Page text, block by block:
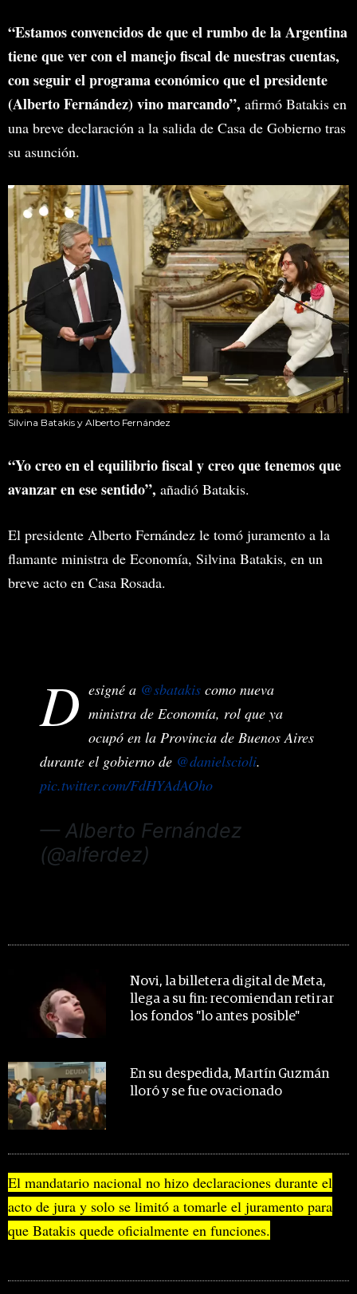
“Estamos convencidos de que el rumbo de la Argentina
tiene que ver con el manejo fiscal de nuestras cuentas,
con seguir el programa económico que el presidente
(Alberto Fernández) vino marcando”, afirmó Batakis en
una breve declaración a la salida de Casa de Gobierno tras
su asunción.
Silvina Batakis y Alberto Fernández
“Yo creo en el equilibrio fiscal y creo que tenemos que
avanzar en ese sentido”, añadió Batakis.
El presidente Alberto Fernández le tomó juramento a la
flamante ministra de Economía, Silvina Batakis, en un
breve acto en Casa Rosada.
D esigné a @sbatakis como nueva
ministra de Economía, rol que ya
ocupó en la Provincia de Buenos Aires
durante el gobierno de @danielscioli.
pic.twitter.com/FdHYAdAOho
— Alberto Fernández
(@alferdez)
Novi, la billetera digital de Meta,
llega a su fin: recomiendan retirar
los fondos "lo antes posible"
En su despedida, Martín Guzmán
lloró y se fue ovacionado
El mandatario nacional no hizo declaraciones durante el
acto de jura y solo se limitó a tomarle el juramento para
que Batakis quede oficialmente en funciones.